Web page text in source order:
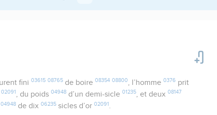
fini 03615 08765de boire 08354 08800 , l’homme 0376 prit
02091 , du poids04948 d’un demi-sicle01235, et deux08147
04948 de dix06235 sicles d’or02091 .